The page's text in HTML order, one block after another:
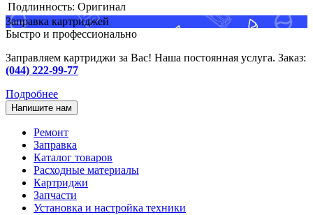
Подлинность: Оригинал
Заправка картриджей
Быстро и профессионально
Заправляем картриджи за Вас! Наша постоянная услуга. Заказ:
(044) 222-99-77
Подробнее
Напишите нам
Ремонт
Заправка
Каталог товаров
Расходные материалы
Картриджи
Запчасти
Установка и настройка техники